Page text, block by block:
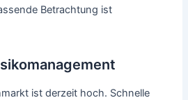
Betrachtung ist
ist derzeit hoch. Schnelle